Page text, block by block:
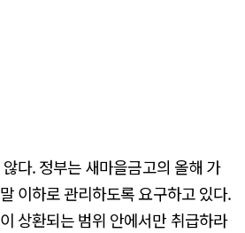
다. 정부는 새마을금고의 올해 가
이하로 관리하도록 요구하고 있다.
상환되는 범위 안에서만 취급하라